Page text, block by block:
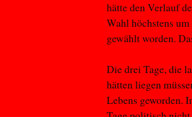
hätte den Verlauf
Wahl höchstens
gewählt worden.
Die drei Tage, die
hätten liegen
Lebens geworden.